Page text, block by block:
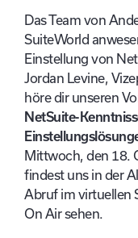
Das Team von
SuiteWorld
Einstellung von
Jordan Levine,
höre dir unseren
NetSuite-
Mittwoch, den 18.
findest uns in der
Abruf im virtuellen
On Air sehen.